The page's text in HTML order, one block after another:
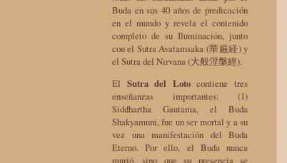
Buda en sus 40 años de predicación
en el mundo y revela el contenido
completo de su Iluminación, junto
con el Sutra Avatamsaka (華厳経) y
el Sutra del Nirvana (大般涅槃經).
El Sutra del Lotocontiene tres
enseñanzas importantes: (1)
Siddhartha Gautama, el Buda
Shakyamuni, fue un ser mortal y a su
vez una manifestación del Buda
Eterno. Por ello, el Buda nunca
murió, sino que su presencia se